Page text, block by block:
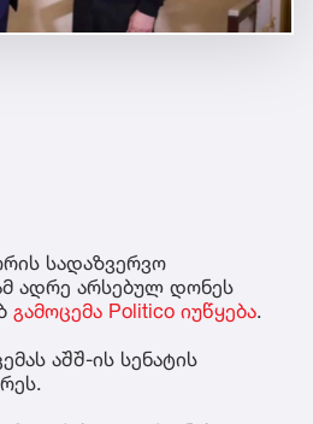
სადაზვერვო
ადრე არსებულ დონეს
გამოცემა Politico იუწყება.
აშშ-ის სენატის